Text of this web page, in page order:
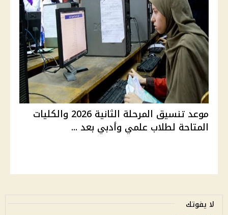
موعد تنسيق المرحلة الثانية 2026 والكليات
المتاحة لطلاب علمي وأدبي بعد ...
لا يفوتك